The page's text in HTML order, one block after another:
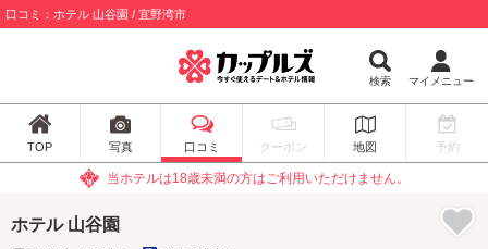
口コミ：ホテル 山谷園 / 宜野湾市
検索 マイメニュー
TOP 写真 口コミ クーポン 地図 予約
当ホテルは18歳未満の方はご利用いただけません。
ホテル 山谷園